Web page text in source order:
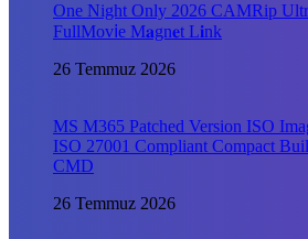
One Night Only 2026 CAMRip
FullMov𝗂e M𝐚gn𝐞t L𝐢nk
26 Temmuz 2026
MS M365 Patched Version ISO
ISO 27001 Compliant Compact
CMD
26 Temmuz 2026